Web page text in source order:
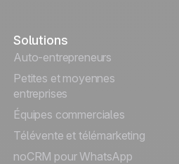
Solutions
Auto-entrepreneurs
Petites et moyennes
entreprises
Équipes commerciales
Télévente et télémarketing
noCRM pour WhatsApp